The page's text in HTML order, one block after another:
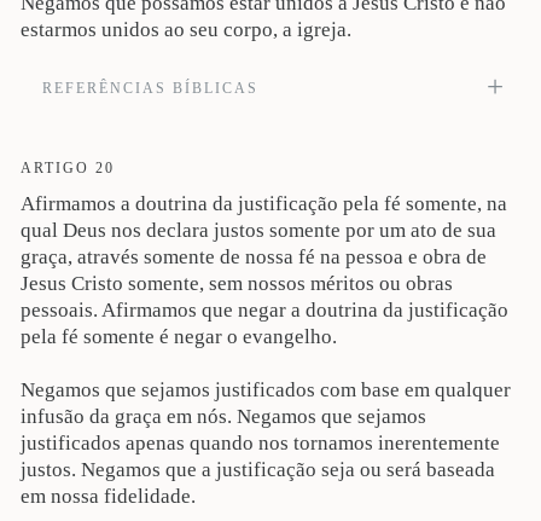
estarmos unidos ao seu corpo, a igreja.
REFERÊNCIAS BÍBLICAS
Espírito (1Co 12.13). Veja também Jo 14:20; 15:4-6; Rm 6:1-11; 8:1-2; 12:3-5;
2:1-6; 3:6; 4:15-16; 5:23, 30; Cl 1:18; 2:18-19.
ARTIGO 20
Afirmamos a doutrina da justificação pela fé somente, na
qual Deus nos declara justos somente por um ato de sua
graça, através somente de nossa fé na pessoa e obra de
Jesus Cristo somente, sem nossos méritos ou obras
pessoais. Afirmamos que negar a doutrina da justificação
pela fé somente é negar o evangelho.
Negamos que sejamos justificados com base em qualquer
infusão da graça em nós. Negamos que sejamos
justificados apenas quando nos tornamos inerentemente
justos. Negamos que a justificação seja ou será baseada
em nossa fidelidade.